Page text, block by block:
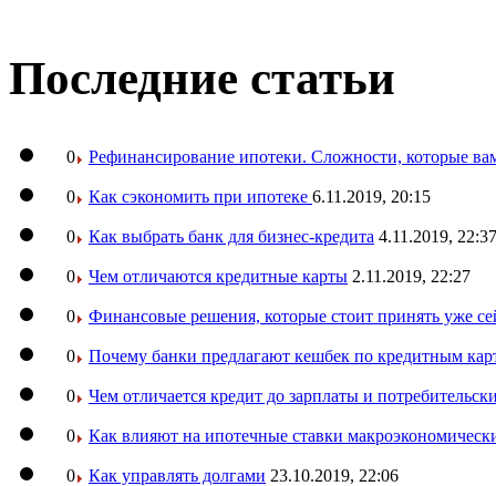
Последние статьи
0 Рефинансирование ипотеки. Сложности, которые
0 Как сэкономить при ипотеке 6.11.2019, 20:15
0 Как выбрать банк для бизнес-кредита 4.11.2019, 22:37
0 Чем отличаются кредитные карты 2.11.2019, 22:27
0 Финансовые решения, которые стоит принять уже
0 Почему банки предлагают кешбек по кредитным
0 Чем отличается кредит до зарплаты и
0 Как влияют на ипотечные ставки
0 Как управлять долгами 23.10.2019, 22:06